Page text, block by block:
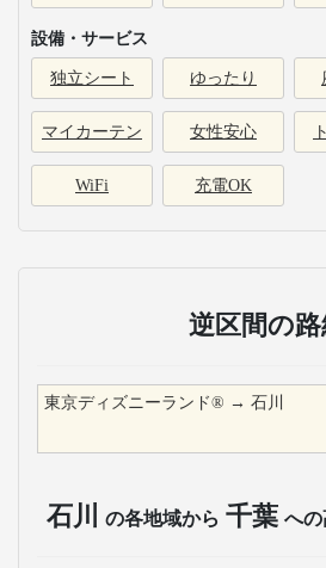
設備・サービス
独立シート ゆったり
マイカーテン 女性安心
WiFi 充電OK
逆区間の路
東京ディズニーランド® → 石川
石川 の各地域から 千葉 へ